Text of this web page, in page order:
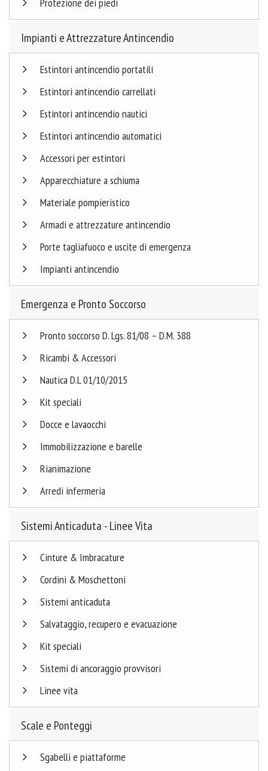
Impianti e Attrezzature Antincendio
Estintori antincendio portatili
Estintori antincendio carrellati
Estintori antincendio nautici
Estintori antincendio automatici
Accessori per estintori
Apparecchiature a schiuma
Materiale pompieristico
Armadi e attrezzature antincendio
Porte tagliafuoco e uscite di emergenza
Impianti antincendio
Emergenza e Pronto Soccorso
Pronto soccorso D. Lgs. 81/08 – D.M. 388
Ricambi & Accessori
Nautica D.L 01/10/2015
Kit speciali
Docce e lavaocchi
Immobilizzazione e barelle
Rianimazione
Arredi infermeria
Sistemi Anticaduta - Linee Vita
Cinture & Imbracature
Cordini & Moschettoni
Sistemi anticaduta
Salvataggio, recupero e evacuazione
Kit speciali
Sistemi di ancoraggio provvisori
Linee vita
Scale e Ponteggi
Sgabelli e piattaforme